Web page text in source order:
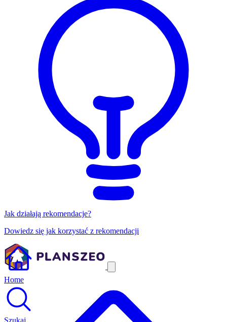
Jak działają rekomendacje?
Dowiedz się jak korzystać z rekomendacji
Home
Szukaj